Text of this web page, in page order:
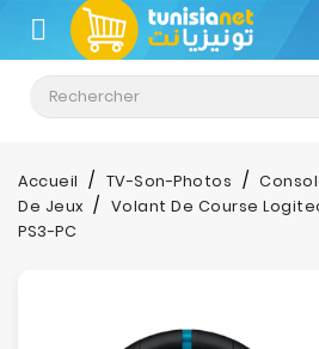
CATÉGORIE
Climatisation
Informatique
Téléphonie
Accueil TV-Son-Photos
De Jeux
Volant De Course
PS3-PC